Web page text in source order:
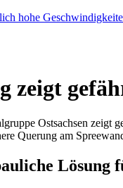
hohe
zeigt
Ostsachsen zeigt
Querung am
Lösung